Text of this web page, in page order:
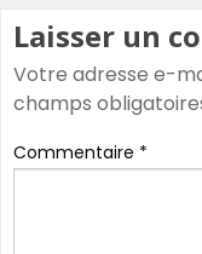
Laisser un
Votre adresse e-
champs
Commentaire *